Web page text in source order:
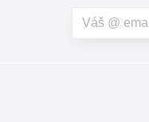
vás okrem hmyzu
špeciálnu sieť